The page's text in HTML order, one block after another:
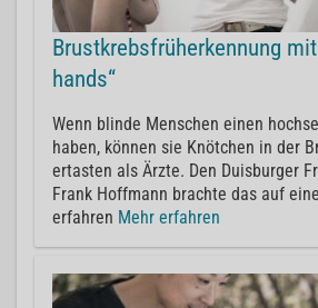
Brustkrebsfrüherkennung
hands“
Wenn blinde Menschen einen
haben, können sie Knötchen in der
ertasten als Ärzte. Den Duisburger
Frank Hoffmann brachte das auf
erfahren Mehr erfahren